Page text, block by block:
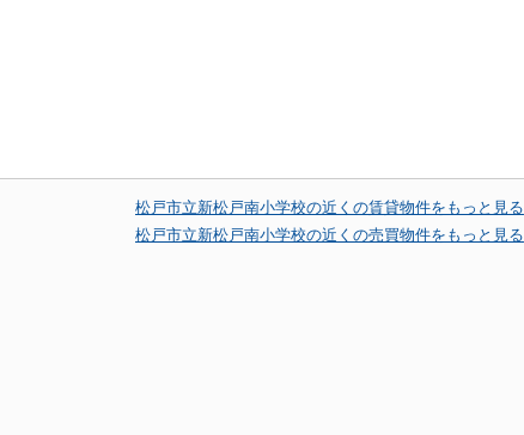
松戸市立新松戸南小学校の近くの賃貸物件をもっと見る
松戸市立新松戸南小学校の近くの売買物件をもっと見る